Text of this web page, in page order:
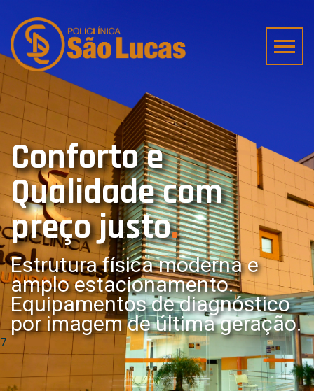
Conforto e
Qualidadecom
preço justo.
Estrutura física moderna e
amplo estacionamento.
Equipamentos de diagnóstico
por imagem de última geração.
7